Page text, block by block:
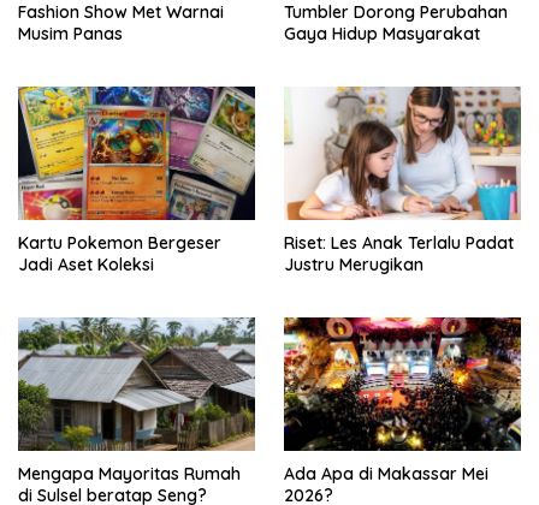
Fashion Show Met Warnai
Musim Panas
Tumbler Dorong Perubahan
Gaya Hidup Masyarakat
Kartu Pokemon Bergeser
Jadi Aset Koleksi
Riset: Les Anak Terlalu Padat
Justru Merugikan
Mengapa Mayoritas Rumah
di Sulsel beratap Seng?
Ada Apa di Makassar Mei
2026?